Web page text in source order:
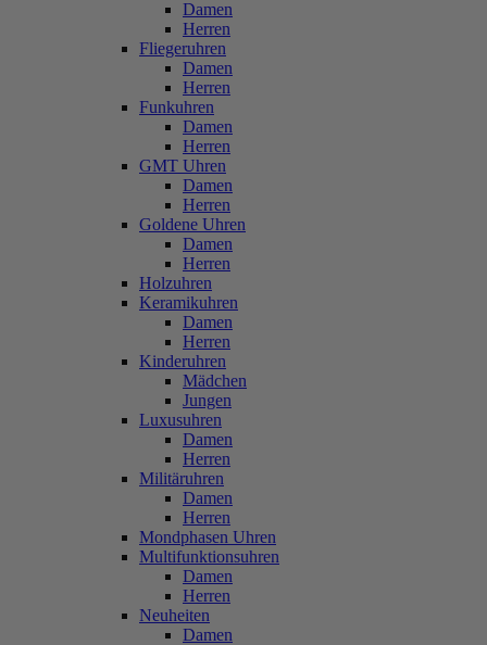
Damen
Herren
Fliegeruhren
Damen
Herren
Funkuhren
Damen
Herren
GMT Uhren
Damen
Herren
Goldene Uhren
Damen
Herren
Holzuhren
Keramikuhren
Damen
Herren
Kinderuhren
Mädchen
Jungen
Luxusuhren
Damen
Herren
Militäruhren
Damen
Herren
Mondphasen Uhren
Multifunktionsuhren
Damen
Herren
Neuheiten
Damen